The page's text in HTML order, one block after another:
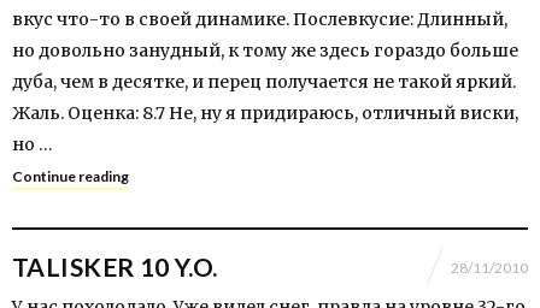
вкус что-то в своей динамике. Послевкусие: Длинный,
но довольно занудный, к тому же здесь гораздо больше
дуба, чем в десятке, и перец получается не такой яркий.
Жаль. Оценка: 8.7 Не, ну я придираюсь, отличный виски,
но …
Continue reading
TALISKER 10 Y.O. 28/11/2010